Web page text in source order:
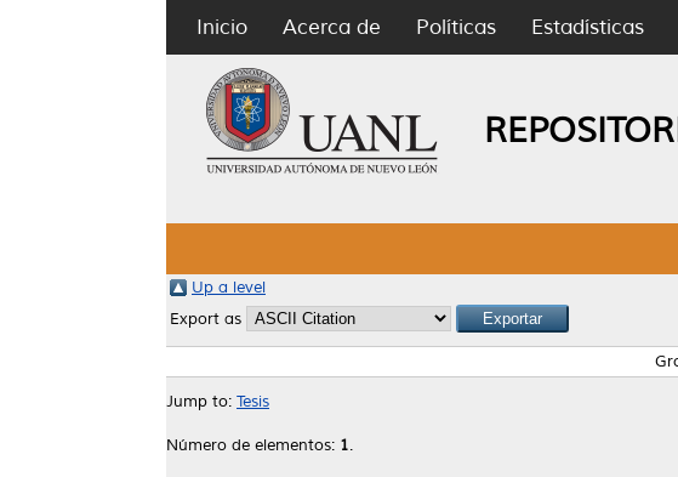
Inicio Acerca de Políticas Estadísticas
Up a level
Export as
Jump to: Tesis
Número de elementos: 1.